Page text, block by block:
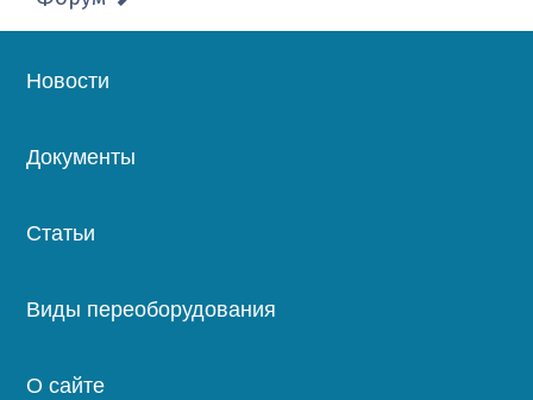
Основная
Новости
Документы
Статьи
Виды переоборудования
О сайте